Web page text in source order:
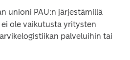
unioni PAU:n järjestämillä
ei ole vaikutusta yritysten
palveluihin tai